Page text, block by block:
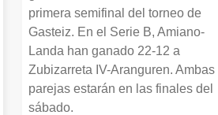
primera semifinal del torneo de
Gasteiz. En el Serie B, Amiano-
Landa han ganado 22-12 a
Zubizarreta IV-Aranguren. Ambas
parejas estarán en las finales del
sábado.